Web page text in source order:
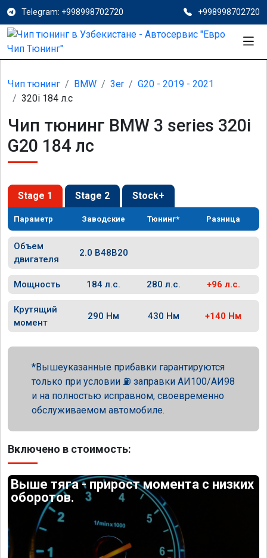
Telegram: +998998702720 +998998702720
Чип тюнинг BMW 3er
G20 - 2019 - 2021
320i 184 л.с
Чип тюнинг BMW 3 series 320i
G20 184 лс
Stage 1 Stage 2 Stock+
Параметр Заводские Тюнинг* Разница
Объем
двигателя
2.0 B48B20
Мощность 184 л.с. 280 л.с. +96 л.с.
Крутящий
момент
290 Нм 430 Нм +140 Нм
Вышеуказанные прибавки гарантируются
только при условии ⛽ заправки АИ100/АИ98
и на полностью исправном, своевременно
обслуживаемом автомобиле.
Включено в стоимость:
Выше тяга - прирост момента с низких
оборотов.